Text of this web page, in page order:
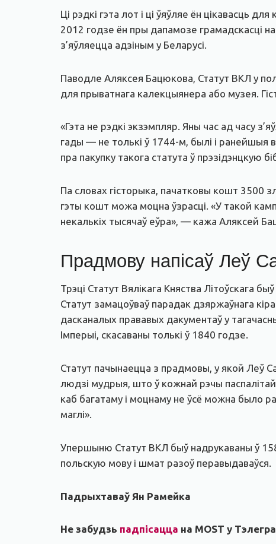
Ці рэдкі гэта лот і ці ўяўляе ён цікавасць
2012 годзе ён пры дапамозе грамадскасці
з’яўляецца адзіным у Беларусі.
Паводле Аляксея Бацюкова, Статут ВКЛ у
для прыватнага калекцыянера або музея.
«Гэта не рэдкі экзэмпляр. Яны час ад часу
гады — не толькі ў 1744-м, былі і ранейшыя
пра пакупку такога статута ў прэзідэнцкую
Па словах гісторыка, пачатковы кошт 3500
гэты кошт можа моцна ўзрасці. «У такой
некалькіх тысячаў еўра», — кажа Аляксей
Прадмову напісаў Леў
Трэці Статут Вялікага Княства Літоўскага
Статут замацоўваў парадак дзяржаўнага
дасканалых прававых дакументаў у
Імперыі, скасаваны толькі ў 1840 годзе.
Статут пачынаецца з прадмовы, у якой Леў
людзі мудрыя, што ў кожнай рэчы
каб багатаму і моцнаму не ўсё можна было
маглі».
Упершыню Статут ВКЛ быў надрукаваны ў
польскую мову і шмат разоў перавыдаваўся.
Падрыхтаваў Ян Рамейка
Не забудзь падпісацца на MOST у